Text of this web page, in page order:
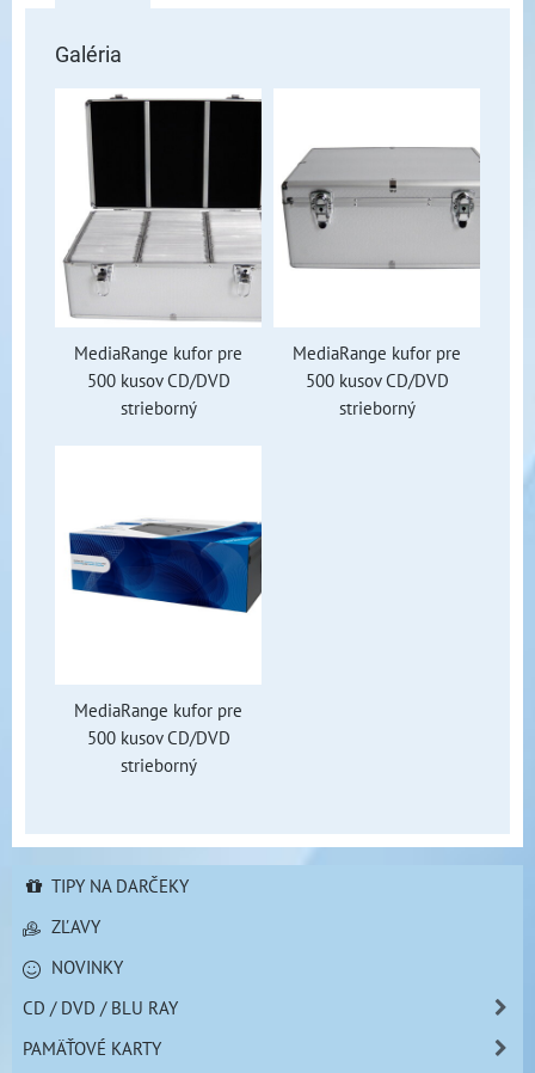
Galéria
MediaRange kufor pre
500 kusov CD/DVD
strieborný
MediaRange kufor pre
500 kusov CD/DVD
strieborný
MediaRange kufor pre
500 kusov CD/DVD
strieborný
TIPY NA DARČEKY
ZĽAVY
NOVINKY
CD / DVD / BLU RAY
PAMÄŤOVÉ KARTY